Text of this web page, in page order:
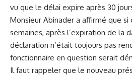
vu que le délai expire après 30
Monsieur Abinader a affirmé que si
semaines, après l’expiration de la
déclaration n’était toujours pas
fonctionnaire en question serait
Il faut rappeler que le nouveau